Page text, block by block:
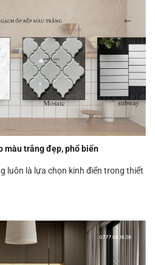
màu trắng đẹp, phổ biến
luôn là lựa chọn kinh điển trong thiết